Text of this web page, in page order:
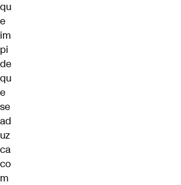
qu
e
im
pi
de
qu
e
se
ad
uz
ca
co
m